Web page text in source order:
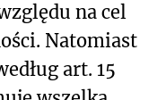
na cel
Natomiast
art. 15